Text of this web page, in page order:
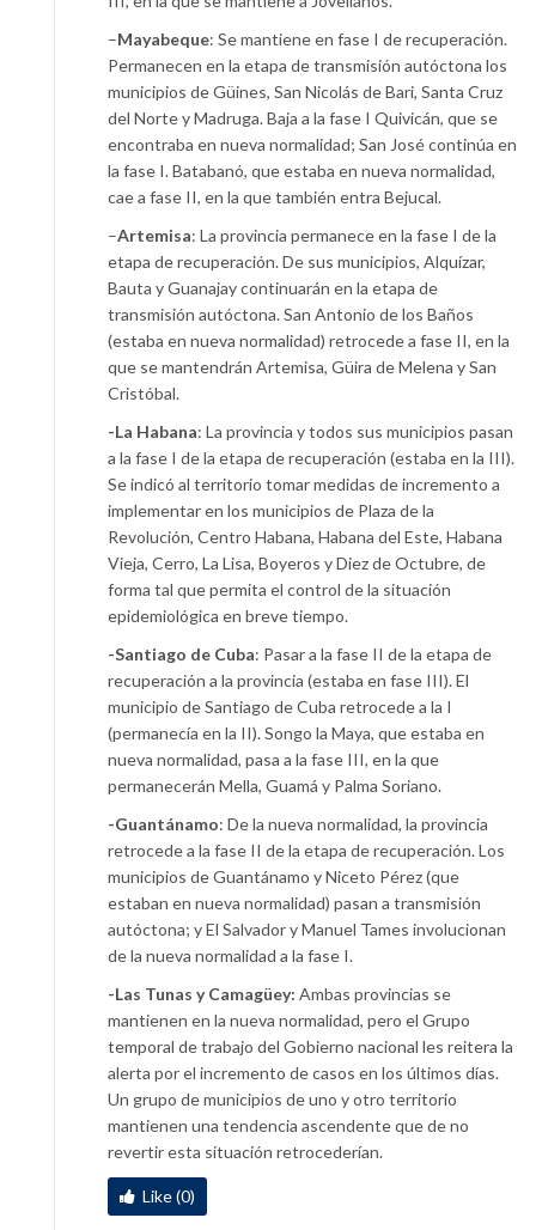
–Mayabeque: Se mantiene en fase I de recuperación.
Permanecen en la etapa de transmisión autóctona los
municipios de Güines, San Nicolás de Bari, Santa Cruz
del Norte y Madruga. Baja a la fase I Quivicán, que se
encontraba en nueva normalidad; San José continúa en
la fase I. Batabanó, que estaba en nueva normalidad,
cae a fase II, en la que también entra Bejucal.
–Artemisa: La provincia permanece en la fase I de la
etapa de recuperación. De sus municipios, Alquízar,
Bauta y Guanajay continuarán en la etapa de
transmisión autóctona. San Antonio de los Baños
(estaba en nueva normalidad) retrocede a fase II, en la
que se mantendrán Artemisa, Güira de Melena y San
Cristóbal.
-La Habana: La provincia y todos sus municipios pasan
a la fase I de la etapa de recuperación (estaba en la III).
Se indicó al territorio tomar medidas de incremento a
implementar en los municipios de Plaza de la
Revolución, Centro Habana, Habana del Este, Habana
Vieja, Cerro, La Lisa, Boyeros y Diez de Octubre, de
forma tal que permita el control de la situación
epidemiológica en breve tiempo.
-Santiago de Cuba: Pasar a la fase II de la etapa de
recuperación a la provincia (estaba en fase III). El
municipio de Santiago de Cuba retrocede a la I
(permanecía en la II). Songo la Maya, que estaba en
nueva normalidad, pasa a la fase III, en la que
permanecerán Mella, Guamá y Palma Soriano.
-Guantánamo: De la nueva normalidad, la provincia
retrocede a la fase II de la etapa de recuperación. Los
municipios de Guantánamo y Niceto Pérez (que
estaban en nueva normalidad) pasan a transmisión
autóctona; y El Salvador y Manuel Tames involucionan
de la nueva normalidad a la fase I.
-Las Tunas y Camagüey: Ambas provincias se
mantienen en la nueva normalidad, pero el Grupo
temporal de trabajo del Gobierno nacional les reitera la
alerta por el incremento de casos en los últimos días.
Un grupo de municipios de uno y otro territorio
mantienen una tendencia ascendente que de no
revertir esta situación retrocederían.
Like (0)